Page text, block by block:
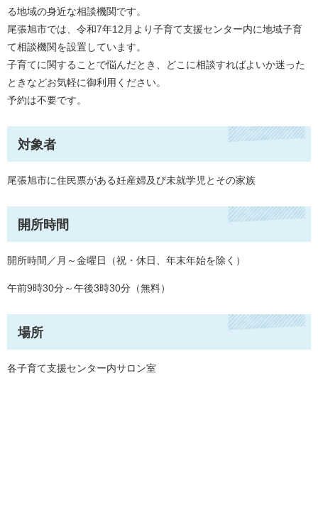
る地域の身近な相談機関です。
尾張旭市では、令和7年12月より子育て支援センター内に地域子育
て相談機関を設置しています。
子育てに関することで悩んだとき、どこに相談すればよいか迷った
ときなどお気軽に御利用ください。
予約は不要です。
対象者
尾張旭市に住民票がある妊産婦及び未就学児とその家族
開所時間
開所時間／月～金曜日（祝・休日、年末年始を除く）
午前9時30分～午後3時30分（無料）
場所
各子育て支援センター内サロン室